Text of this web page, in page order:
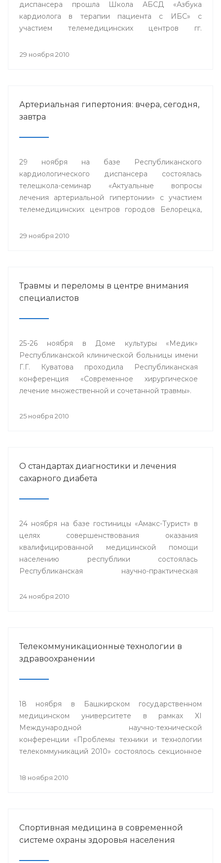
диспансера прошла Школа АБСД «Азбука
кардиолога в терапии пациента с ИБС» с
участием телемедицинских центров гг.
29 ноября 2010
Артериальная гипертония: вчера, сегодня,
завтра
29 ноября на базе Республиканского
кардиологического диспансера состоялась
телешкола-семинар «Актуальные вопросы
лечения артериальной гипертонии» с участием
телемедицинских центров городов Белорецка,
республики.
29 ноября 2010
Травмы и переломы в центре внимания
специалистов
25-26 ноября в Доме культуры «Медик»
Республиканской клинической больницы имени
Г.Г. Куватова проходила Республиканская
конференция «Современное хирургическое
лечение множественной и сочетанной травмы».
25 ноября 2010
О стандартах диагностики и лечения
сахарного диабета
24 ноября на базе гостиницы «Амакс-Турист» в
целях совершенствования оказания
квалифицированной медицинской помощи
населению республики состоялась
Республиканская научно-практическая
лечения сахарного диабета».
24 ноября 2010
Телекоммуникационные технологии в
здравоохранении
18 ноября в Башкирском государственном
медицинском университете в рамках XI
Международной научно-технической
конференции «Проблемы техники и технологии
телекоммуникаций 2010» состоялось секционное
18 ноября 2010
Спортивная медицина в современной
системе охраны здоровья населения